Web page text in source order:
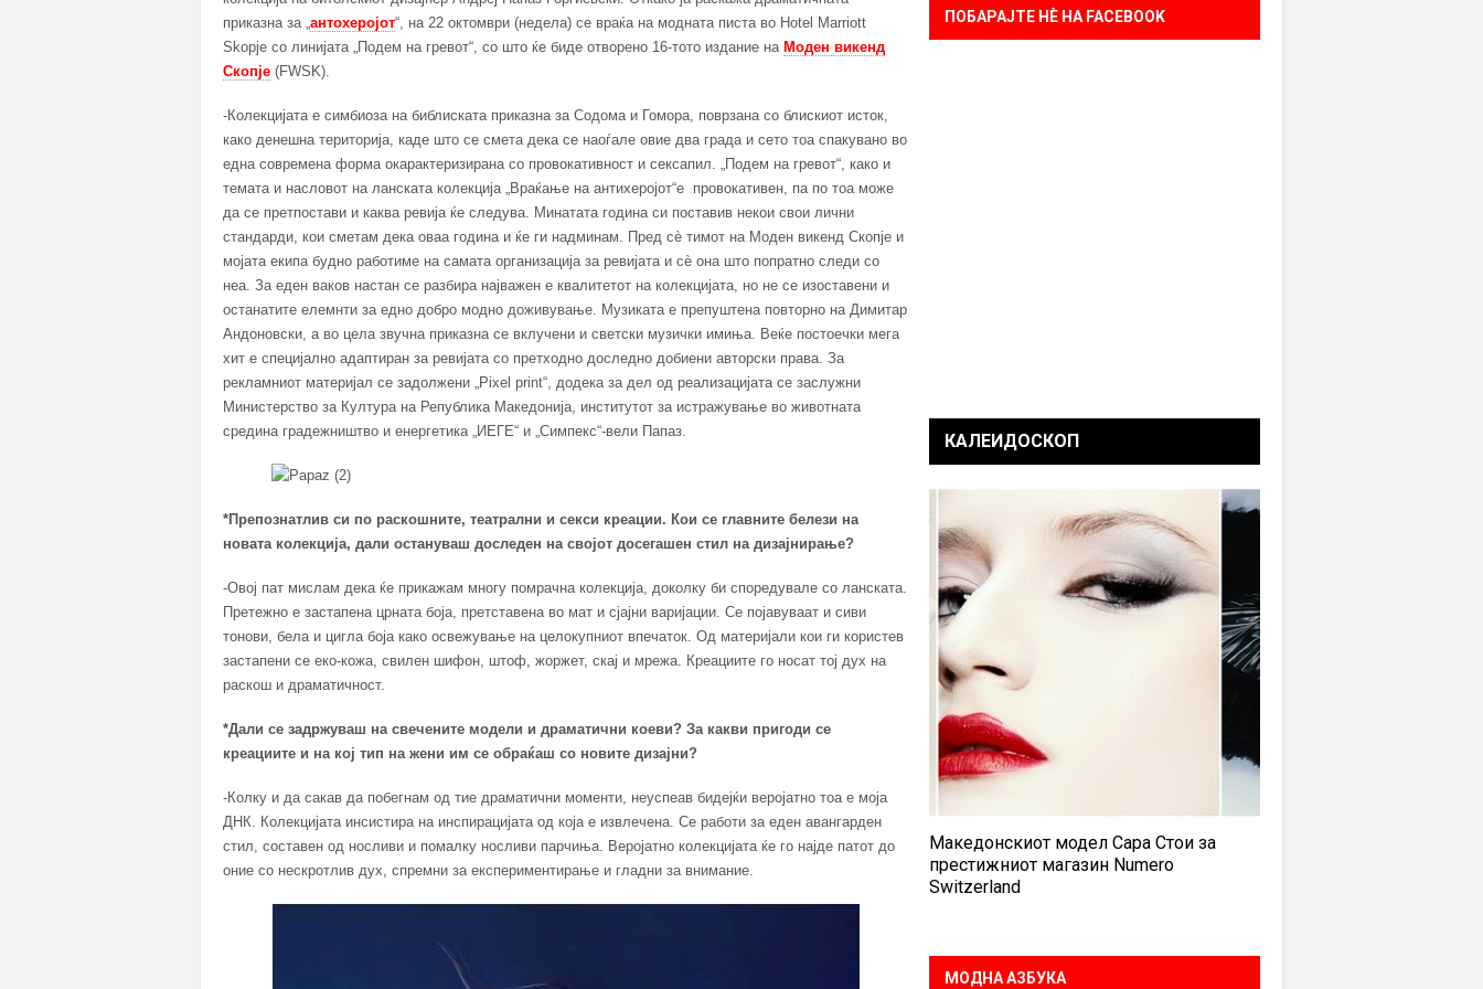
приказна за „антохеројот“, на 22 октомври (недела) се враќа на модната писта во Hotel Marriott
Skopje со линијата „Подем на гревот“, со што ќе биде отворено 16-тото издание на Моден викенд
Скопје (FWSK).
-Колекцијата е симбиоза на библиската приказна за Содома и Гомора, поврзана со блискиот исток,
како денешна територија, каде што се смета дека се наоѓале овие два града и сето тоа спакувано во
една современа форма окарактеризирана со провокативност и сексапил. „Подем на гревот“, како и
темата и насловот на ланската колекција „Враќање на антихеројот“е провокативен, па по тоа може
да се претпостави и каква ревија ќе следува. Минатата година си поставив некои свои лични
стандарди, кои сметам дека оваа година и ќе ги надминам. Пред сè тимот на Моден викенд Скопје и
мојата екипа будно работиме на самата организација за ревијата и сè она што попратно следи со
неа. За еден ваков настан се разбира најважен е квалитетот на колекцијата, но не се изоставени и
останатите елемнти за едно добро модно доживување. Музиката е препуштена повторно на Димитар
Андоновски, а во цела звучна приказна се вклучени и светски музички имиња. Веќе постоечки мега
хит е специјално адаптиран за ревијата со претходно доследно добиени авторски права. За
рекламниот материјал се задолжени „Pixel print“, додека за дел од реализацијата се заслужни
Министерство за Култура на Република Македонија, институтот за истражување во животната
средина градежништво и енергетика „ИЕГЕ“ и „Симпекс“-вели Папаз.
*Препознатлив си по раскошните, театрални и секси креации. Кои се главните белези на
новата колекција, дали остануваш доследен на својот досегашен стил на дизајнирање?
-Овој пат мислам дека ќе прикажам многу помрачна колекција, доколку би споредувале со ланската.
Претежно е застапена црната боја, претставена во мат и сјајни варијации. Се појавуваат и сиви
тонови, бела и цигла боја како освежување на целокупниот впечаток. Од материјали кои ги користев
застапени се еко-кожа, свилен шифон, штоф, жоржет, скај и мрежа. Креациите го носат тој дух на
раскош и драматичност.
*Дали се задржуваш на свечените модели и драматични коеви? За какви пригоди се
креациите и на кој тип на жени им се обраќаш со новите дизајни?
-Колку и да сакав да побегнам од тие драматични моменти, неуспеав бидејќи веројатно тоа е моја
ДНК. Колекцијата инсистира на инспирацијата од која е извлечена. Се работи за еден авангарден
стил, составен од носливи и помалку носливи парчиња. Веројатно колекцијата ќе го најде патот до
оние со нескротлив дух, спремни за експериментирање и гладни за внимание.
ПОБАРАЈТЕ НÈ НА FACEBOOK
КАЛЕИДОСКОП
Македонскиот модел Сара Стои за
престижниот магазин Numero
Switzerland
МОДНА АЗБУКА